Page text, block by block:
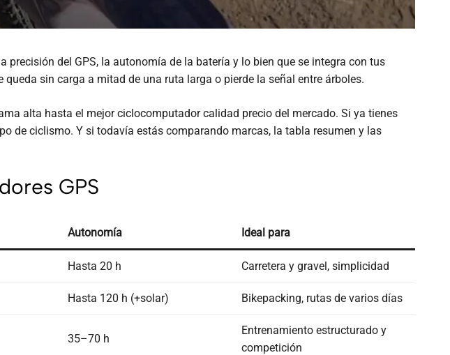
del GPS, la autonomía de la batería y lo bien que se integra con tus
sin carga a mitad de una ruta larga o pierde la señal entre árboles.
alta hasta el mejor ciclocomputador calidad precio del mercado. Si ya tienes
de ciclismo. Y si todavía estás comparando marcas, la tabla resumen y las
GPS
Autonomía Ideal para
Hasta 20 h Carretera y gravel, simplicidad
Hasta 120 h (+solar) Bikepacking, rutas de varios días
35–70 h
Entrenamiento estructurado y
competición